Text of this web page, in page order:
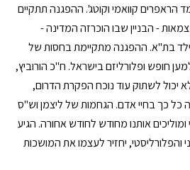
הראפרים קוואמי וקוטג'. ההפגנה תתקיים
- הבניין שבו הוכרזה המדינה -
בת"א. ההפגנה מתקיימת בחסות של
חופש ופלורליזם בישראל. ח"כ הורוביץ,
יכול לשתוק עוד נוכח הפקרת הדרום,
כל כך בחיי אדם. הגחמות של ליצמן וש"ס
אותנו מחודש לחודש אחורה. הגיע
והפלורליסטי, יחזיר לעצמו את המושכות